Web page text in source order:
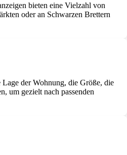
bieten eine Vielzahl von
oder an Schwarzen Brettern
der Wohnung, die Größe, die
um gezielt nach passenden